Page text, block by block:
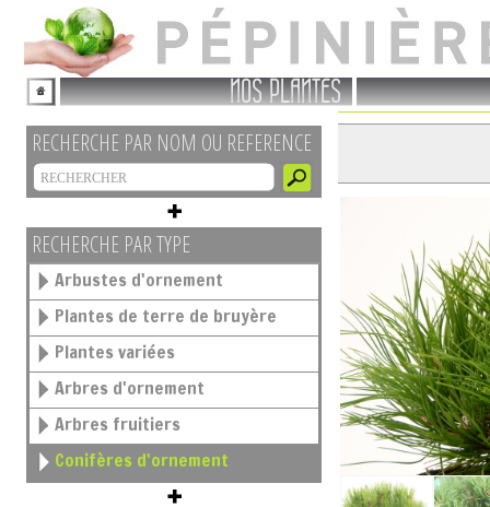
NOS PLANTES
RECHERCHE PAR NOM OU REFERENCE
RECHERCHE PAR TYPE
Arbustes d'ornement
Plantes de terre de bruyère
Plantes variées
Arbres d'ornement
Arbres fruitiers
Conifères d'ornement